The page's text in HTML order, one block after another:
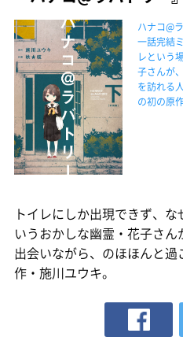
ハナコ@
一話完結
レという
子さんが
を訪れる
の初の原
トイレにしか出現できず、
いうおかしな幽霊・花子さ
出会いながら、のほほんと
作・施川ユウキ。